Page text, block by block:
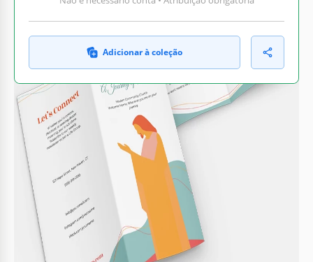
Adicionar à coleção
O QUE ESTÁ INCLUÍDO
Layout de tríptico personalizável
Seções de contato e eventos editáveis
Estilos de texto e fontes elegantes
Formato A4 pronto para impressão
FOLHETOS E PANFLETO DICAS